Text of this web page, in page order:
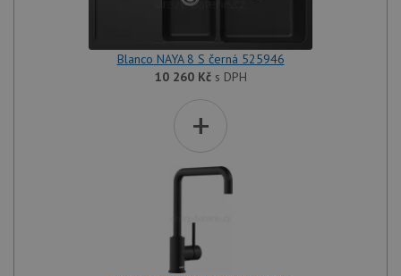
Blanco NAYA 8 S černá 525946
10 260 Kčs DPH
+